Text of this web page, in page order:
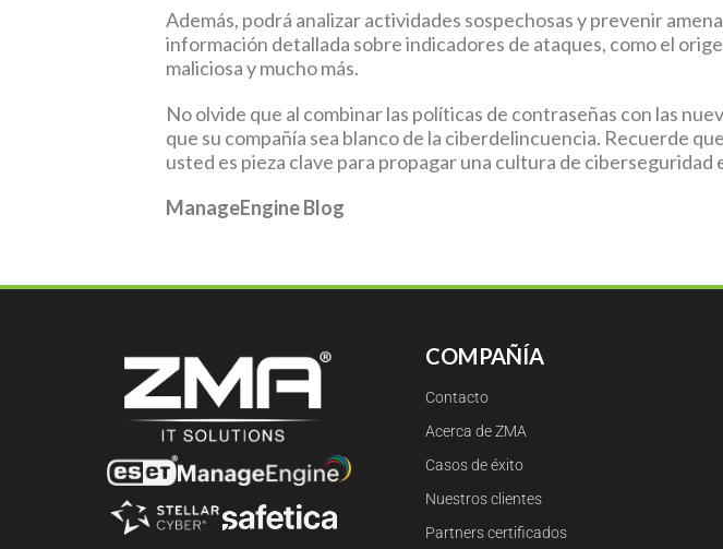
Además, podrá analizar actividades sospechosas y prevenir
información detallada sobre indicadores de ataques, como el
maliciosa y mucho más.
No olvide que al combinar las políticas de contraseñas con las
que su compañía sea blanco de la ciberdelincuencia. Recuerde
usted es pieza clave para propagar una cultura de ciberseguridad
ManageEngine Blog
COMPAÑÍA
Contacto
Acerca de ZMA
Casos de éxito
Nuestros clientes
Partners certificados